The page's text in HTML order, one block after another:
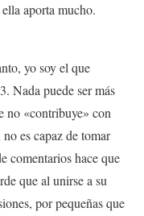
aporta mucho.
yo soy el que
Nada puede ser más
no «contribuye» con
es capaz de tomar
comentarios hace que
que al unirse a su
por pequeñas que